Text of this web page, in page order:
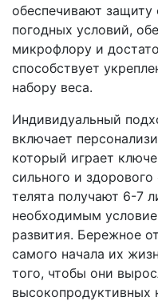
обеспечивают защиту
погодных условий,
микрофлору и
способствует
набору веса.
Индивидуальный
включает
который играет
сильного и
телята получают 6-7
необходимым
развития. Бережное
самого начала их
того, чтобы они
высокопродуктивных